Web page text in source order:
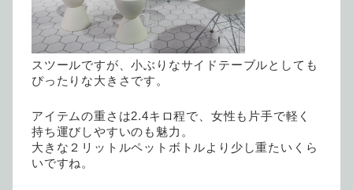
スツールですが、小ぶりなサイドテーブルとしても
ぴったりな大きさです。
アイテムの重さは2.4キロ程で、女性も片手で軽く
持ち運びしやすいのも魅力。
大きな２リットルペットボトルより少し重たいくら
いですね。